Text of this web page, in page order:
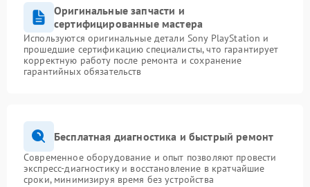
Оригинальные запчасти и
сертифицированные мастера
Используются оригинальные детали Sony PlayStation и
прошедшие сертификацию специалисты, что гарантирует
корректную работу после ремонта и сохранение
гарантийных обязательств
Бесплатная диагностика и быстрый ремонт
Современное оборудование и опыт позволяют провести
экспресс-диагностику и восстановление в кратчайшие
сроки, минимизируя время без устройства